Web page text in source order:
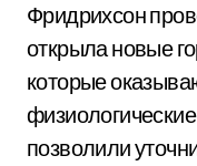
Фридрихсон
открыла новые
которые
позволили